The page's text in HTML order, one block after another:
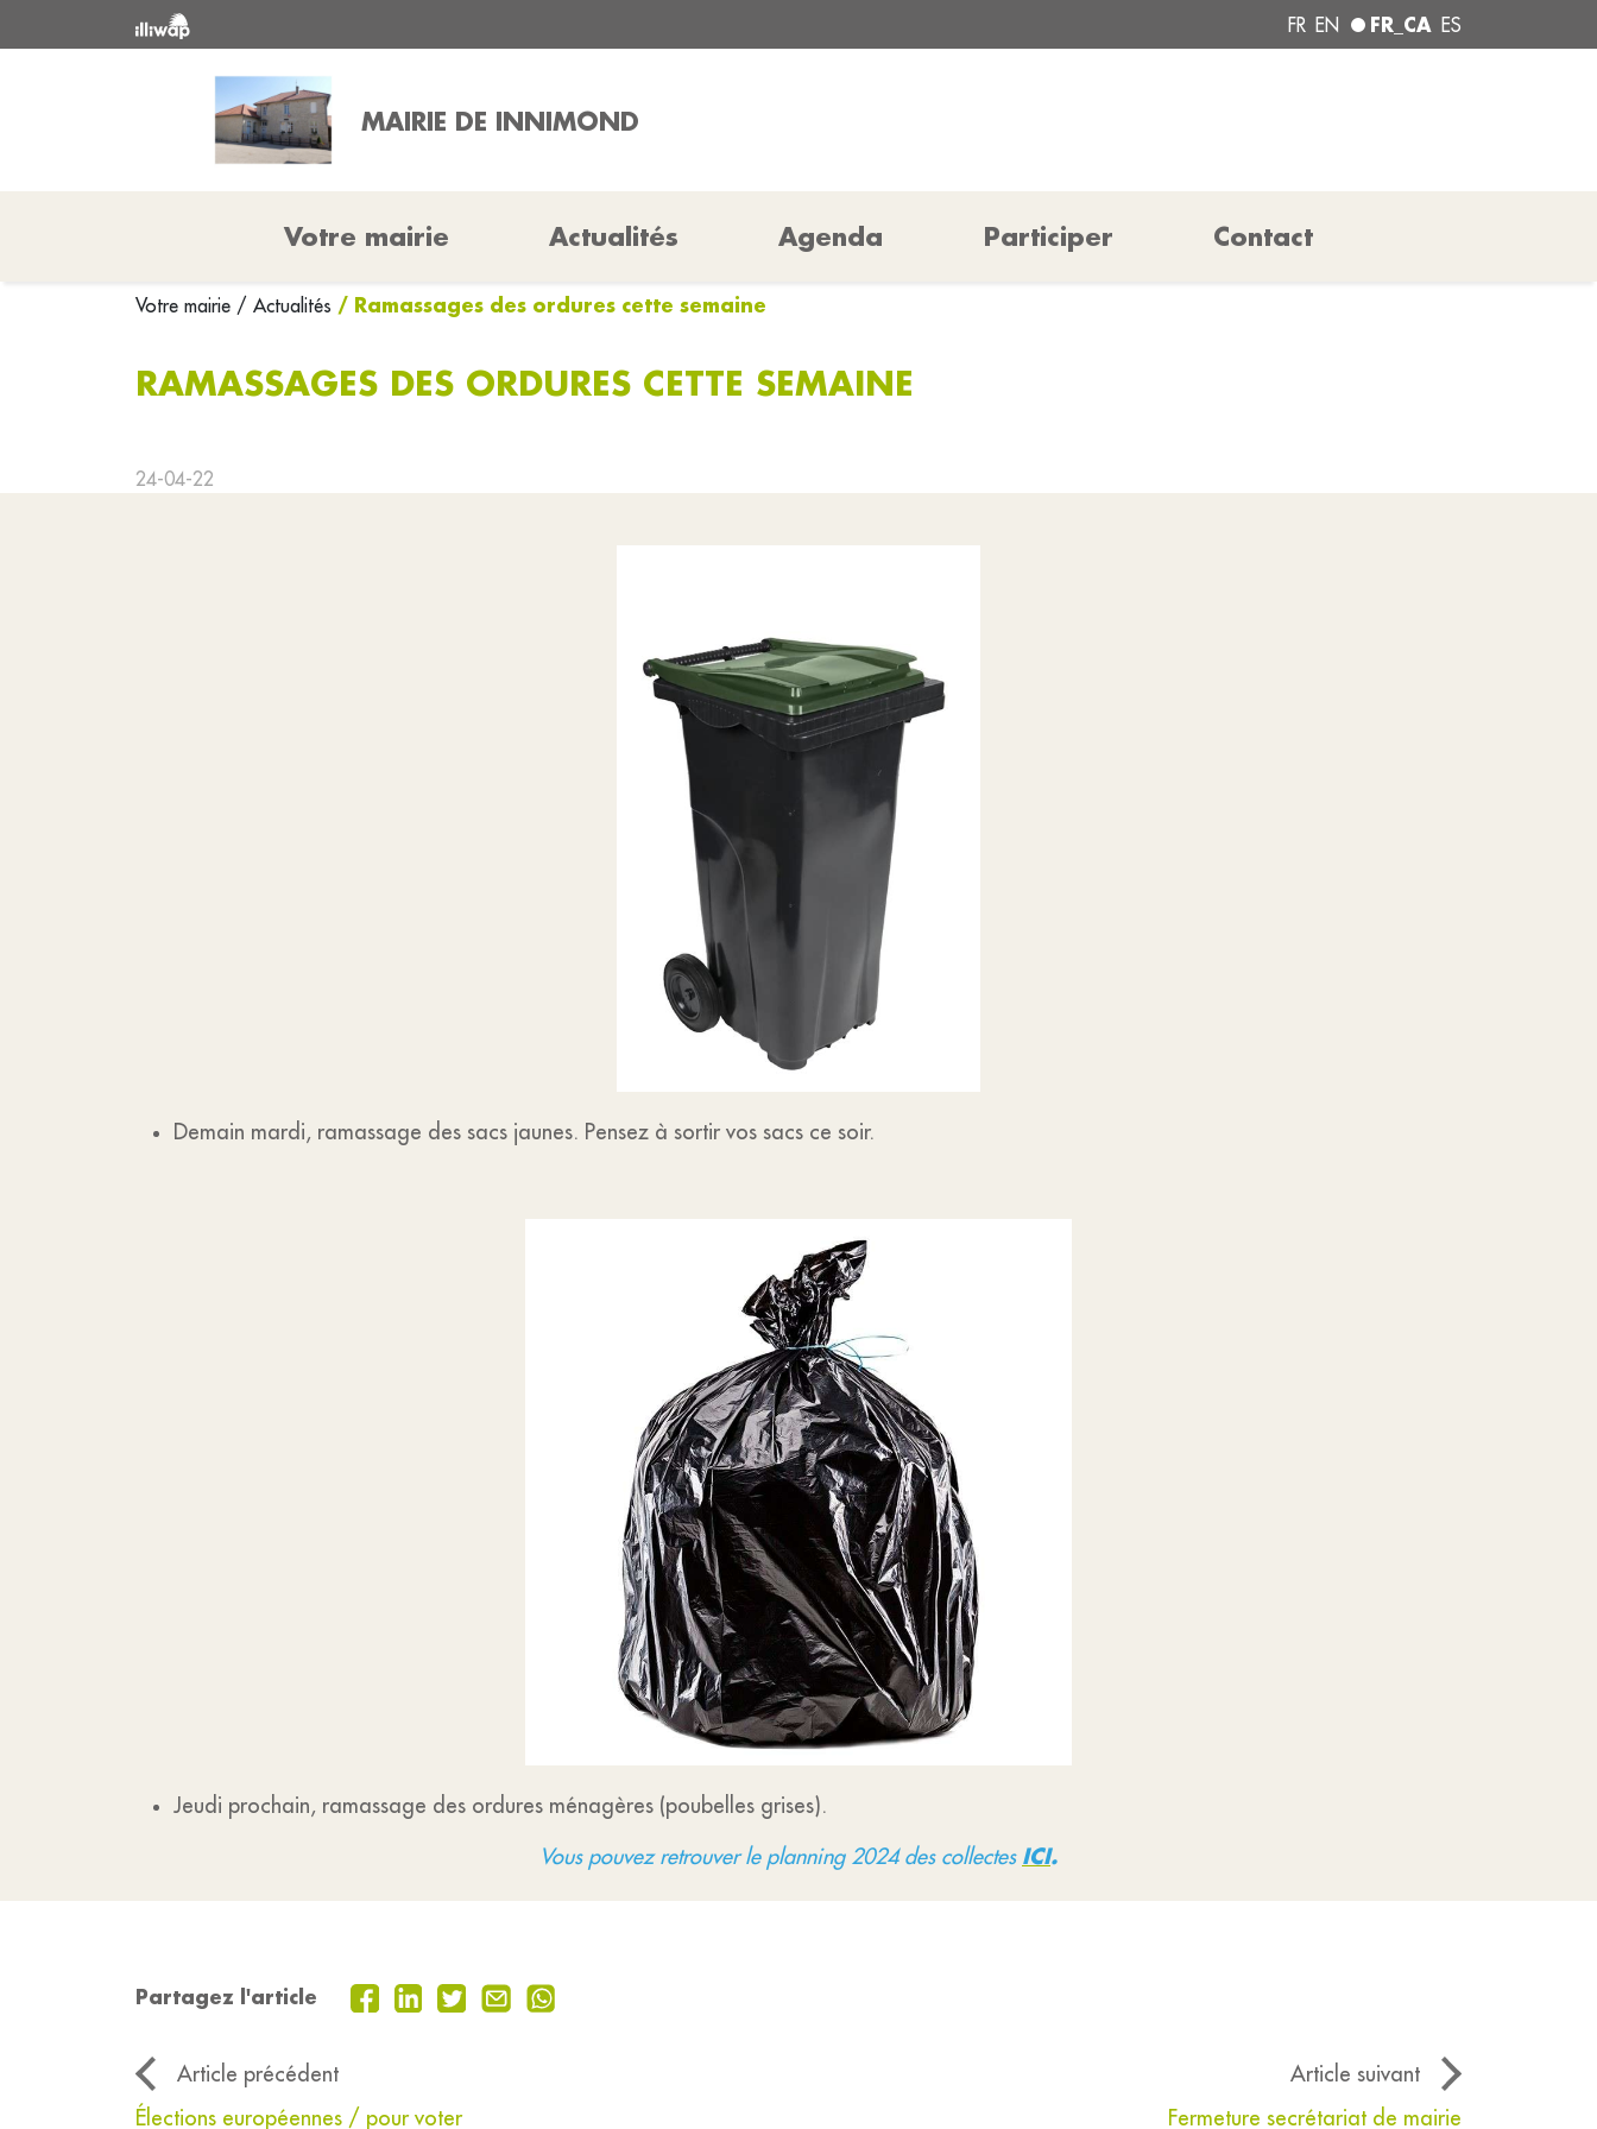
FR EN FR_CA ES
MAIRIE DE INNIMOND
Votre mairie Actualités Agenda Participer Contact
Votre mairie / Actualités / Ramassages des ordures cette semaine
RAMASSAGES DES ORDURES CETTE SEMAINE
24-04-22
Demain mardi, ramassage des sacs jaunes. Pensez à sortir vos sacs ce soir.
Jeudi prochain, ramassage des ordures ménagères (poubelles grises).
Vous pouvez retrouver le planning 2024 des collectes ICI.
Partagez l'article
Article précédent
Article suivant
Élections européennes / pour voter
Fermeture secrétariat de mairie